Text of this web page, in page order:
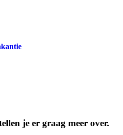
je er graag meer over.